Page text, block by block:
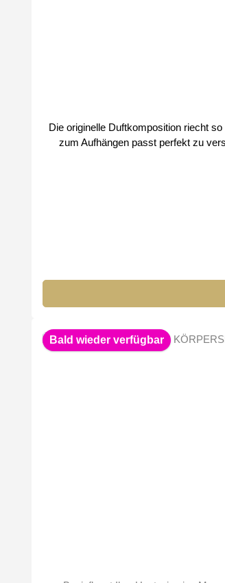
Die originelle Duftkomposition riecht so gut wie Ihre
zum Aufhängen passt perfekt zu verschiedenen
Bald wieder verfügbar